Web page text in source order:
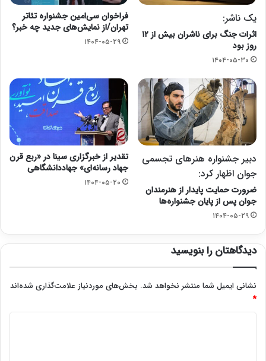
یک ناشر:
اثرات جنگ برای ناشران بیش از ۱۲
روز بود
۱۴۰۴-۰۵-۳۰
فراخوان سی‌امین جشنواره تئاتر
تهران/از نمایش‌های جدید چه خبر؟
۱۴۰۴-۰۵-۲۹
دبیر جشنواره هنرهای تجسمی
جوان اظهار کرد:
ضرورت حمایت پایدار از هنرمندان
جوان پس از پایان جشنواره‌ها
۱۴۰۴-۰۵-۲۹
تقدیر از خبرگزاری سینا در «ربع قرن
جهاد رسانه‌ای» جهاددانشگاهی
۱۴۰۴-۰۵-۲۰
دیدگاهتان را بنویسید
نشانی ایمیل شما منتشر نخواهد شد. بخش‌های موردنیاز علامت‌گذاری شده‌اند
*